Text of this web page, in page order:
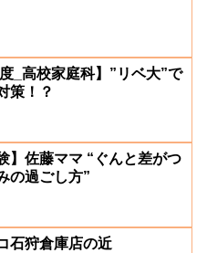
度_高校家庭科】”リベ大”で
策！？
】佐藤ママ “ぐんと差がつ
の過ごし方”
石狩倉庫店の近